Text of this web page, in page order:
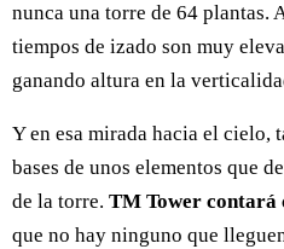
nunca una torre de 64 plantas.
tiempos de izado son muy
ganando altura en la
Y en esa mirada hacia el cielo,
bases de unos elementos que
de la torre. TM Tower contará
que no hay ninguno que